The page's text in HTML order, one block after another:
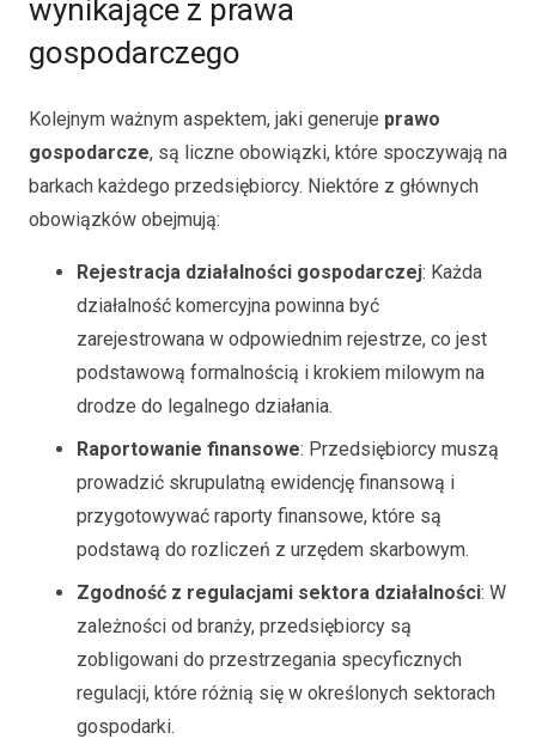
wynikające z prawa
gospodarczego
Kolejnym ważnym aspektem, jaki generuje prawo
gospodarcze, są liczne obowiązki, które spoczywają na
barkach każdego przedsiębiorcy. Niektóre z głównych
obowiązków obejmują:
Rejestracja działalności gospodarczej: Każda
działalność komercyjna powinna być
zarejestrowana w odpowiednim rejestrze, co jest
podstawową formalnością i krokiem milowym na
drodze do legalnego działania.
Raportowanie finansowe: Przedsiębiorcy muszą
prowadzić skrupulatną ewidencję finansową i
przygotowywać raporty finansowe, które są
podstawą do rozliczeń z urzędem skarbowym.
Zgodność z regulacjami sektora działalności: W
zależności od branży, przedsiębiorcy są
zobligowani do przestrzegania specyficznych
regulacji, które różnią się w określonych sektorach
gospodarki.